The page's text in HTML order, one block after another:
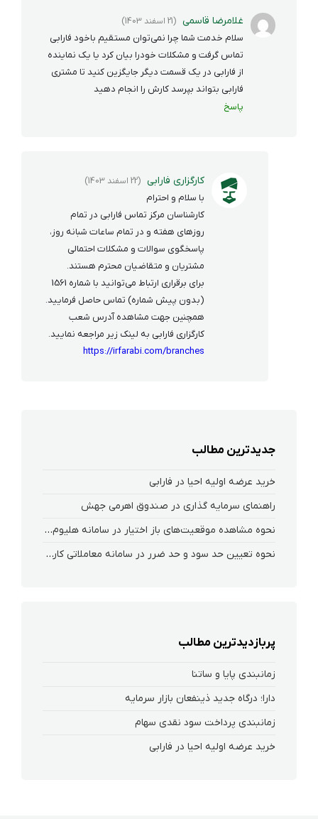
غلامرضا قاسمی (21 اسفند 1403)
سلام خدمت شما چرا نمی‌توان مستقیم باخود فارابی
تماس گرفت و مشکلات خودرا بیان کرد یا یک نماینده
از فارابی در یک قسمت دیگر جایگزین کنید تا مشتری
فارابی بتواند بپرسد کارش را انجام دهید
پاسخ
کارگزاری فارابی (22 اسفند 1403)
با سلام و احترام
کارشناسان مرکز تماس فارابی در تمام
روزهای هفته و در تمام ساعات شبانه روز،
پاسخگوی سوالات و مشکلات احتمالی
مشتریان و متقاضیان محترم هستند.
برای برقراری ارتباط می‌توانید با شماره 1561
(بدون پیش شماره) تماس حاصل فرمایید.
همچنین جهت مشاهده آدرس شعب
کارگزاری فارابی به لینک زیر مراجعه نمایید.
https://irfarabi.com/branches
جدیدترین مطالب
خرید عرضه اولیه احیا در فارابی
راهنمای سرمایه گذاری در صندوق اهرمی جهش
نحوه‌ مشاهده‌ موقعیت‌های باز اختیار در سامانه هلیوم و نکست
نحوه تعیین حد سود و حد ضرر در سامانه معاملاتی کارگزاری فارابی
پربازدیدترین مطالب
زمانبندی پایا و ساتنا
دارا؛ درگاه جدید ذینفعان بازار سرمایه
زمانبندی پرداخت سود نقدی سهام‌
خرید عرضه اولیه احیا در فارابی